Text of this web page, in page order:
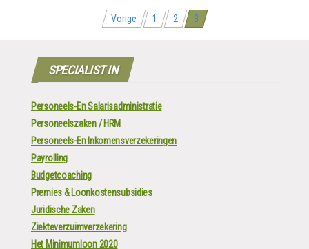
Vorige 1 2 3
SPECIALIST IN
Personeels-En Salarisadministratie
Personeelszaken / HRM
Personeels-En Inkomensverzekeringen
Payrolling
Budgetcoaching
Premies & Loonkostensubsidies
Juridische Zaken
Ziekteverzuimverzekering
Het Minimumloon 2020